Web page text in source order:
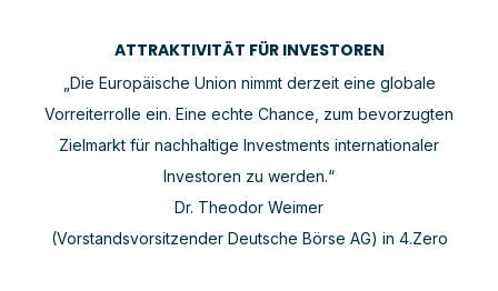
ATTRAKTIVITÄT FÜR INVESTOREN
„Die Europäische Union nimmt derzeit eine globale
Vorreiterrolle ein. Eine echte Chance, zum bevorzugten
Zielmarkt für nachhaltige Investments internationaler
Investoren zu werden.“
Dr. Theodor Weimer
(Vorstandsvorsitzender Deutsche Börse AG) in 4.Zero